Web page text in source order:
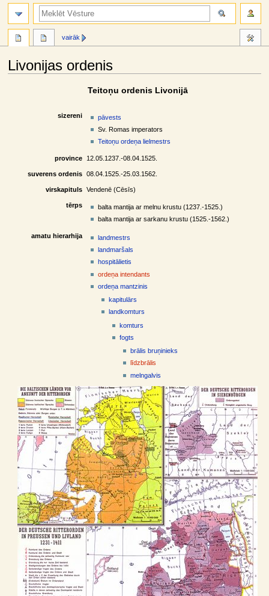
Livonijas ordenis
Teitoņu ordenis Livonijā
sizereni
pāvests
Sv. Romas imperators
Teitoņu ordeņa lielmestrs
province 12.05.1237.-08.04.1525.
suverens ordenis 08.04.1525.-25.03.1562.
virskapituls Vendenē (Cēsīs)
tērps
balta mantija ar melnu krustu (1237.-1525.)
balta mantija ar sarkanu krustu (1525.-1562.)
amatu hierarhija
landmestrs
landmaršals
hospitālietis
ordeņa intendants
ordeņa mantzinis
kapitulārs
landkomturs
komturs
fogts
brālis bruņinieks
līdzbrālis
melngalvis
vairāk
meklēt